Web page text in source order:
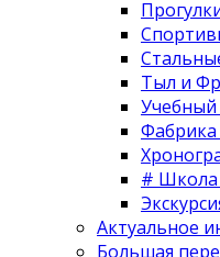
Тыл и
Учебный
Фабрика
# Школа
Актуальное
Большая